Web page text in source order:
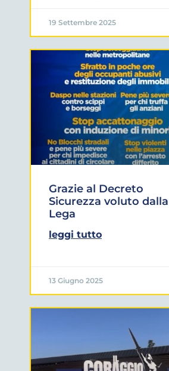
19 Settembre 2025
Grazie al Decreto
Sicurezza voluto dalla
Lega
leggi tutto
13 Giugno 2025